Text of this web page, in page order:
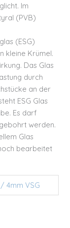
Im
(PVB)
(ESG)
kleine Krümel.
Das Glas
durch
an der
ESG Glas
Es darf
werden.
Glas
bearbeitet
4mm VSG